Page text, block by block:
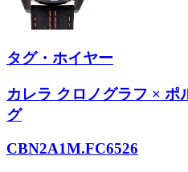
タグ・ホイヤー
カレラ クロノグラフ × ポ
グ
CBN2A1M.FC6526